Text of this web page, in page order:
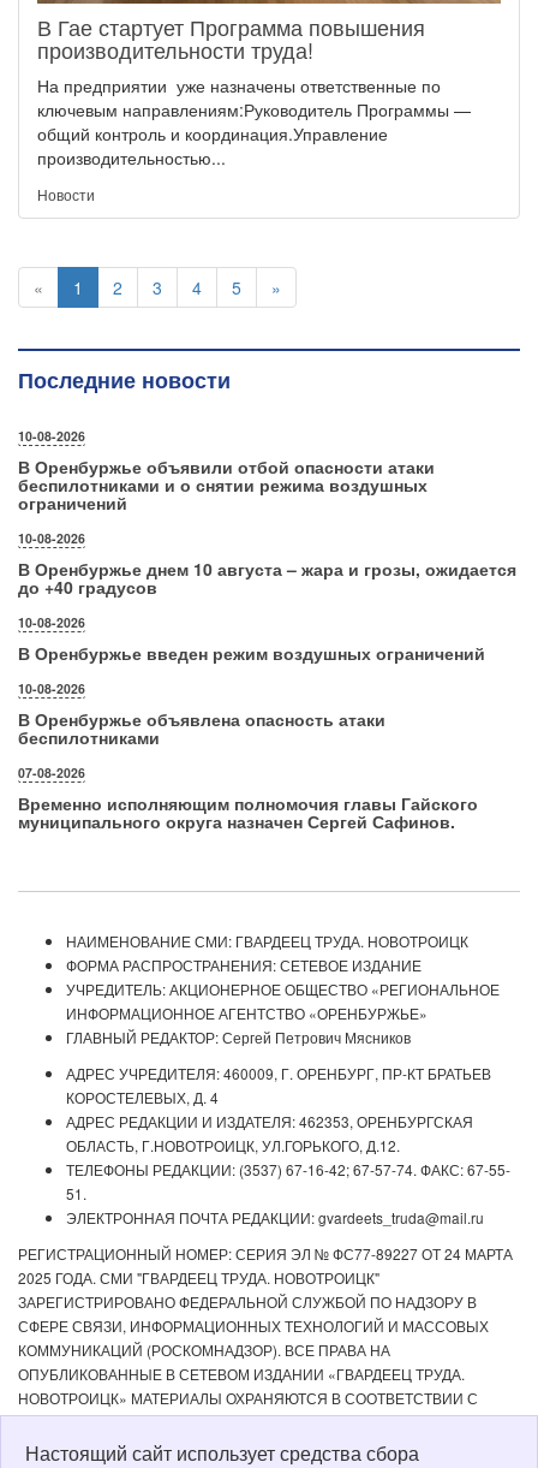
В Гае стартует Программа повышения
производительности труда!
На предприятии уже назначены ответственные по
ключевым направлениям:Руководитель Программы —
общий контроль и координация.Управление
производительностью...
Новости
« 1 2 3 4 5 »
Последние новости
10-08-2026
В Оренбуржье объявили отбой опасности атаки
беспилотниками и о снятии режима воздушных
ограничений
10-08-2026
В Оренбуржье днем 10 августа – жара и грозы, ожидается
до +40 градусов
10-08-2026
В Оренбуржье введен режим воздушных ограничений
10-08-2026
В Оренбуржье объявлена опасность атаки
беспилотниками
07-08-2026
Временно исполняющим полномочия главы Гайского
муниципального округа назначен Сергей Сафинов.
НАИМЕНОВАНИЕ СМИ: ГВАРДЕЕЦ ТРУДА. НОВОТРОИЦК
ФОРМА РАСПРОСТРАНЕНИЯ: СЕТЕВОЕ ИЗДАНИЕ
УЧРЕДИТЕЛЬ: АКЦИОНЕРНОЕ ОБЩЕСТВО «РЕГИОНАЛЬНОЕ
ИНФОРМАЦИОННОЕ АГЕНТСТВО «ОРЕНБУРЖЬЕ»
ГЛАВНЫЙ РЕДАКТОР: Сергей Петрович Мясников
АДРЕС УЧРЕДИТЕЛЯ: 460009, Г. ОРЕНБУРГ, ПР-КТ БРАТЬЕВ
КОРОСТЕЛЕВЫХ, Д. 4
АДРЕС РЕДАКЦИИ И ИЗДАТЕЛЯ: 462353, ОРЕНБУРГСКАЯ
ОБЛАСТЬ, Г.НОВОТРОИЦК, УЛ.ГОРЬКОГО, Д.12.
ТЕЛЕФОНЫ РЕДАКЦИИ: (3537) 67-16-42; 67-57-74. ФАКС: 67-55-
51.
ЭЛЕКТРОННАЯ ПОЧТА РЕДАКЦИИ: gvardeets_truda@mail.ru
РЕГИСТРАЦИОННЫЙ НОМЕР: СЕРИЯ ЭЛ № ФС77-89227 ОТ 24 МАРТА
2025 ГОДА. СМИ "ГВАРДЕЕЦ ТРУДА. НОВОТРОИЦК"
ЗАРЕГИСТРИРОВАНО ФЕДЕРАЛЬНОЙ СЛУЖБОЙ ПО НАДЗОРУ В
СФЕРЕ СВЯЗИ, ИНФОРМАЦИОННЫХ ТЕХНОЛОГИЙ И МАССОВЫХ
КОММУНИКАЦИЙ (РОСКОМНАДЗОР). ВСЕ ПРАВА НА
ОПУБЛИКОВАННЫЕ В СЕТЕВОМ ИЗДАНИИ «ГВАРДЕЕЦ ТРУДА.
НОВОТРОИЦК» МАТЕРИАЛЫ ОХРАНЯЮТСЯ В СООТВЕТСТВИИ С
ЗАКОНОДАТЕЛЬСТВОМ РФ. ЛЮБОЕ ИСПОЛЬЗОВАНИЕ МАТЕРИАЛОВ
ДОПУСКАЕТСЯ ТОЛЬКО ПО СОГЛАСОВАНИЮ С РЕДАКЦИЕЙ С
Настоящий сайт использует средства сбора